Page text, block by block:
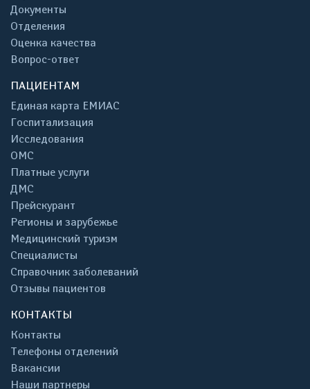
Документы
Отделения
Оценка качества
Вопрос-ответ
ПАЦИЕНТАМ
Единая карта ЕМИАС
Госпитализация
Исследования
ОМС
Платные услуги
ДМС
Прейскурант
Регионы и зарубежье
Медицинский туризм
Специалисты
Справочник заболеваний
Отзывы пациентов
КОНТАКТЫ
Контакты
Телефоны отделений
Вакансии
Наши партнеры